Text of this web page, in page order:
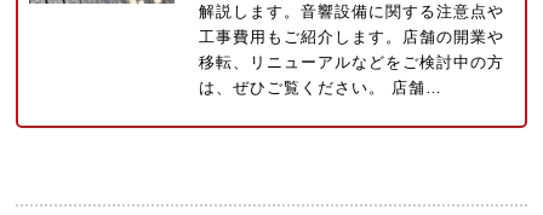
解説します。音響設備に関する注意点や
工事費用もご紹介します。店舗の開業や
移転、リニューアルなどをご検討中の方
は、ぜひご覧ください。 店舗…